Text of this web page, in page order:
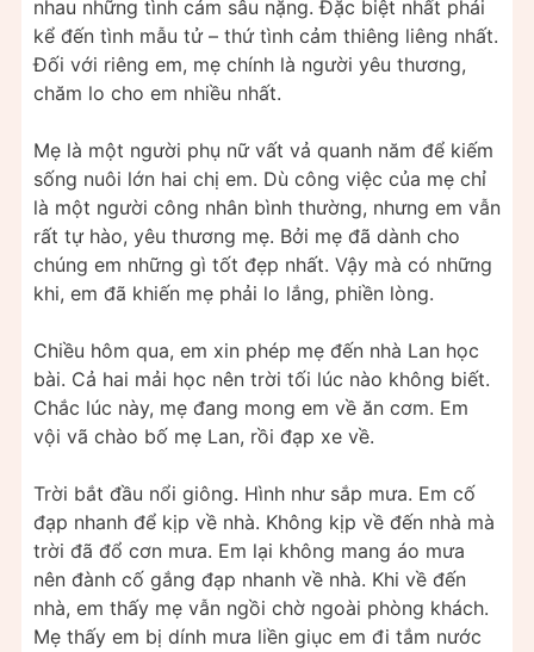
nhau những tình cảm sâu nặng. Đặc biệt nhất phải
kể đến tình mẫu tử – thứ tình cảm thiêng liêng nhất.
Đối với riêng em, mẹ chính là người yêu thương,
chăm lo cho em nhiều nhất.
Mẹ là một người phụ nữ vất vả quanh năm để kiếm
sống nuôi lớn hai chị em. Dù công việc của mẹ chỉ
là một người công nhân bình thường, nhưng em vẫn
rất tự hào, yêu thương mẹ. Bởi mẹ đã dành cho
chúng em những gì tốt đẹp nhất. Vậy mà có những
khi, em đã khiến mẹ phải lo lắng, phiền lòng.
Chiều hôm qua, em xin phép mẹ đến nhà Lan học
bài. Cả hai mải học nên trời tối lúc nào không biết.
Chắc lúc này, mẹ đang mong em về ăn cơm. Em
vội vã chào bố mẹ Lan, rồi đạp xe về.
Trời bắt đầu nổi giông. Hình như sắp mưa. Em cố
đạp nhanh để kịp về nhà. Không kịp về đến nhà mà
trời đã đổ cơn mưa. Em lại không mang áo mưa
nên đành cố gắng đạp nhanh về nhà. Khi về đến
nhà, em thấy mẹ vẫn ngồi chờ ngoài phòng khách.
Mẹ thấy em bị dính mưa liền giục em đi tắm nước